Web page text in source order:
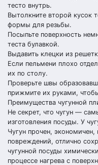
тесто внутрь.
Вытолкните второй кусок
формы для резьбы.
Посыпьте поверхность
теста булавкой.
Выдавить клецки из
Если пельмени плохо
их по столу.
Проверьте швы
прижмите их руками,
Преимущества чугунной
Не секрет, что чугун —
изготовления посуды. У
Чугун прочен, экономичен,
повреждений, отлично
чугунной посуды
процессе нагрева с